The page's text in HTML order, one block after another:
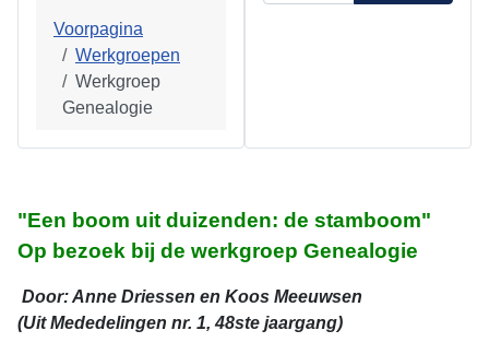
Voorpagina
Werkgroepen
Werkgroep
Genealogie
"Een boom uit duizenden: de stamboom"
Op bezoek bij de werkgroep Genealogie
Door: Anne Driessen en Koos Meeuwsen
(Uit Mededelingen nr. 1, 48ste jaargang)